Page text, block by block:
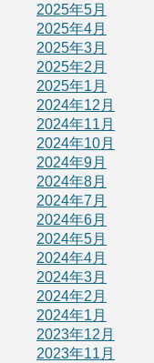
2025年5月
2025年4月
2025年3月
2025年2月
2025年1月
2024年12月
2024年11月
2024年10月
2024年9月
2024年8月
2024年7月
2024年6月
2024年5月
2024年4月
2024年3月
2024年2月
2024年1月
2023年12月
2023年11月